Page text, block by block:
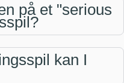
på et "serious
kan I